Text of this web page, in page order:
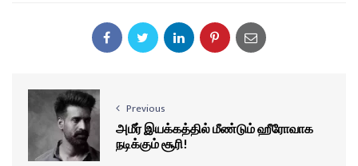
Previous
அமீர் இயக்கத்தில் மீண்டும் ஹீரோவாக
நடிக்கும் சூரி!